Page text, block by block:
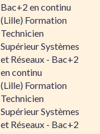
Bac+2 en continu
(Lille) Formation
Technicien
Supérieur Systèmes
et Réseaux - Bac+2
en continu
(Lille) Formation
Technicien
Supérieur Systèmes
et Réseaux - Bac+2